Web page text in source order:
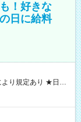
！好きな
日に給料
GET♪ お仕事後はコ
試